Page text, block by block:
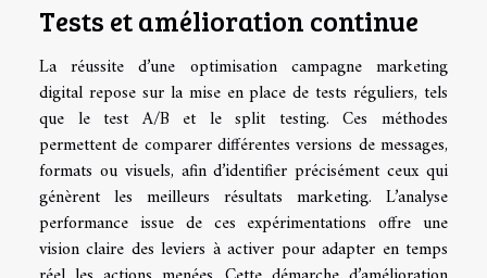
Tests et amélioration continue
La réussite d’une optimisation campagne marketing
digital repose sur la mise en place de tests réguliers, tels
que le test A/B et le split testing. Ces méthodes
permettent de comparer différentes versions de messages,
formats ou visuels, afin d’identifier précisément ceux qui
génèrent les meilleurs résultats marketing. L’analyse
performance issue de ces expérimentations offre une
vision claire des leviers à activer pour adapter en temps